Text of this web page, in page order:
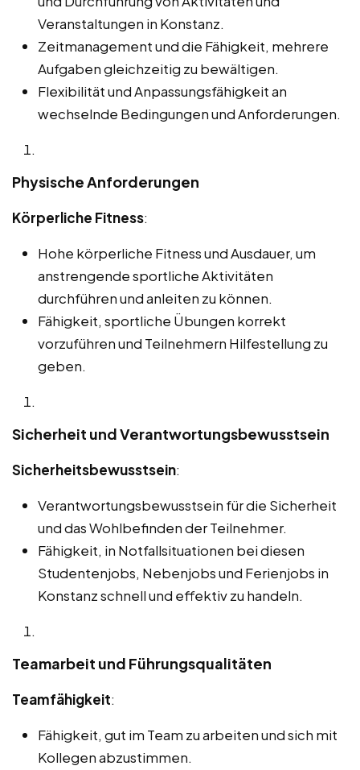
Veranstaltungen in Konstanz.
Zeitmanagement und die Fähigkeit, mehrere
Aufgaben gleichzeitig zu bewältigen.
Flexibilität und Anpassungsfähigkeit an
wechselnde Bedingungen und Anforderungen.
Physische Anforderungen
Körperliche Fitness:
Hohe körperliche Fitness und Ausdauer, um
anstrengende sportliche Aktivitäten
durchführen und anleiten zu können.
Fähigkeit, sportliche Übungen korrekt
vorzuführen und Teilnehmern Hilfestellung zu
geben.
Sicherheit und Verantwortungsbewusstsein
Sicherheitsbewusstsein:
Verantwortungsbewusstsein für die Sicherheit
und das Wohlbefinden der Teilnehmer.
Fähigkeit, in Notfallsituationen bei diesen
Studentenjobs, Nebenjobs und Ferienjobs in
Konstanz schnell und effektiv zu handeln.
Teamarbeit und Führungsqualitäten
Teamfähigkeit:
Fähigkeit, gut im Team zu arbeiten und sich mit
Kollegen abzustimmen.